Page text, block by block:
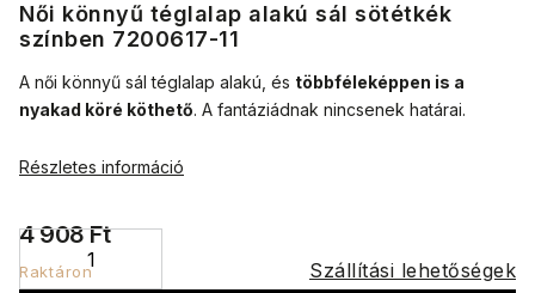
Női könnyű téglalap alakú sál sötétkék
színben 7200617-11
4 908 Ft
Raktáron Szállítási lehetőségek
A női könnyű sál téglalap alakú, és többféleképpen is a
nyakad köré köthető. A fantáziádnak nincsenek határai.
Részletes információ